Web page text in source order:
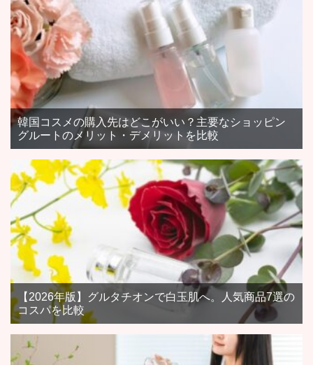
韓国コスメの購入先はどこがいい？主要なショッピン
グルートのメリット・デメリットを比較
【2026年版】グルタチオンで白玉肌へ。人気商品7選の
コスパを比較